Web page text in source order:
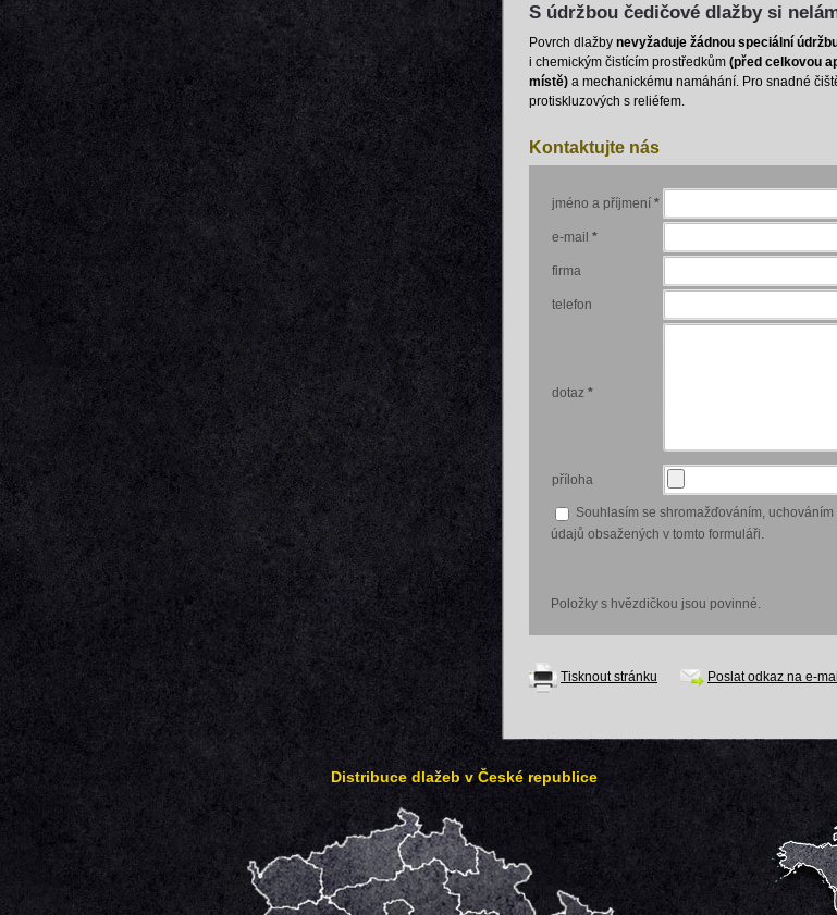
S údržbou čedičové dlažby si
Povrch dlažby nevyžaduje žádnou speciální
i chemickým čistícím prostředkům (před celkovou
místě) a mechanickému namáhání. Pro snadné
protiskluzových s reliéfem.
Kontaktujte nás
jméno a příjmení *
e-mail *
firma
telefon
dotaz *
příloha
Souhlasím se shromažďováním,
údajů obsažených v tomto formuláři.
Položky s hvězdičkou jsou povinné.
Tisknout stránku Poslat odkaz na e-mail
Distribuce dlažeb v České republice